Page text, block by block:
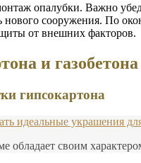
опалубки. Важно
нового сооружения. По
от внешних факторов.
и газобетона
гипсокартона
идеальные украшения
обладает своим